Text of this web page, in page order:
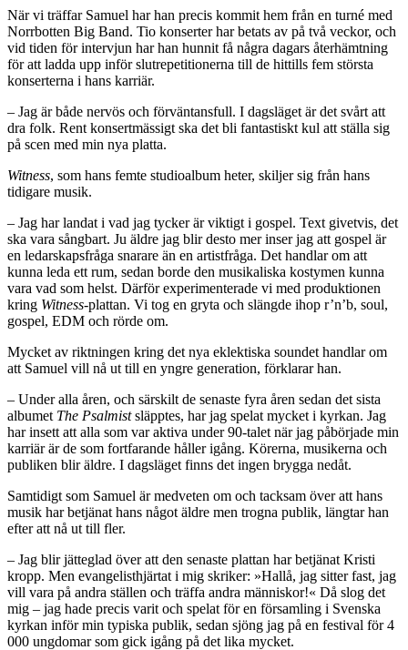
När vi träffar Samuel har han precis kommit hem från en turné med
Norrbotten Big Band. Tio konserter har betats av på två veckor, och
vid tiden för intervjun har han hunnit få några dagars återhämtning
för att ladda upp inför slutrepetitionerna till de hittills fem största
konserterna i hans karriär.
– Jag är både nervös och förväntansfull. I dagsläget är det svårt att
dra folk. Rent konsertmässigt ska det bli fantastiskt kul att ställa sig
på scen med min nya platta.
Witness, som hans femte studioalbum heter, skiljer sig från hans
tidigare musik.
– Jag har landat i vad jag tycker är viktigt i gospel. Text givetvis, det
ska vara sångbart. Ju äldre jag blir desto mer inser jag att gospel är
en ledarskapsfråga snarare än en artistfråga. Det handlar om att
kunna leda ett rum, sedan borde den musikaliska kostymen kunna
vara vad som helst. Därför experimenterade vi med produktionen
kring Witness-plattan. Vi tog en gryta och slängde ihop r’n’b, soul,
gospel, EDM och rörde om.
Mycket av riktningen kring det nya eklektiska soundet handlar om
att Samuel vill nå ut till en yngre generation, förklarar han.
– Under alla åren, och särskilt de senaste fyra åren sedan det sista
albumet The Psalmistsläpptes, har jag spelat mycket i kyrkan. Jag
har insett att alla som var aktiva under 90-talet när jag påbörjade min
karriär är de som fortfarande håller igång. Körerna, musikerna och
publiken blir äldre. I dagsläget finns det ingen brygga nedåt.
Samtidigt som Samuel är medveten om och tacksam över att hans
musik har betjänat hans något äldre men trogna publik, längtar han
efter att nå ut till fler.
– Jag blir jätteglad över att den senaste plattan har betjänat Kristi
kropp. Men evangelisthjärtat i mig skriker: »Hallå, jag sitter fast, jag
vill vara på andra ställen och träffa andra människor!« Då slog det
mig – jag hade precis varit och spelat för en församling i Svenska
kyrkan inför min typiska publik, sedan sjöng jag på en festival för 4
000 ungdomar som gick igång på det lika mycket.